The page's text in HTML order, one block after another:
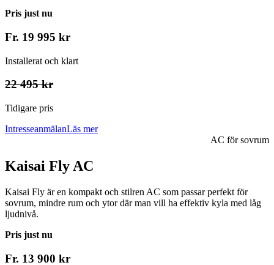
Pris just nu
Fr. 19 995 kr
Installerat och klart
22 495 kr
Tidigare pris
IntresseanmälanLäs mer
AC för sovrum
Kaisai Fly AC
Kaisai Fly är en kompakt och stilren AC som passar perfekt för
sovrum, mindre rum och ytor där man vill ha effektiv kyla med låg
ljudnivå.
Pris just nu
Fr. 13 900 kr